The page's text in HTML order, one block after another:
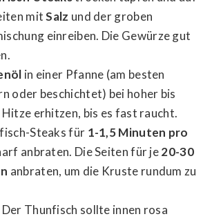
mitSalz und der groben
einreiben. Die Gewürze gut
in einer Pfanne (am besten
oder beschichtet) bei hoher bis
erhitzen, bis es fast raucht.
Steaks für 1-1,5 Minuten pro
anbraten. Die Seiten für je20-30
anbraten, um die Kruste rundum zu
Der Thunfisch sollte innen rosa